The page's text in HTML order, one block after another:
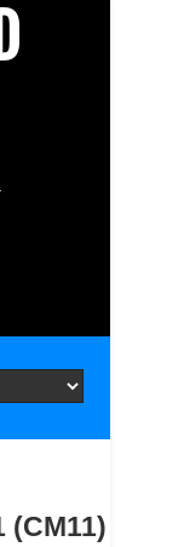
(CM11)